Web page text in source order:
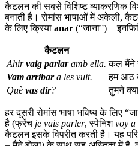
कैटलन की सबसे विशिष्ट व्याकरणिक
बनाती है। रोमांस भाषाओं में अकेली,
के लिए क्रिया anar (“जाना”) +
कैटलन
Ahirvaig parlaramb ella. कल मैंने
Vam arribara les vuit.
हम आठ
Què vas dir? तुमने
हर दूसरी रोमांस भाषा भविष्य के लिए
है (फ्रेंच je vais parler, स्पेनिशvoy
कैटलन इसके विपरीत करती है। यह